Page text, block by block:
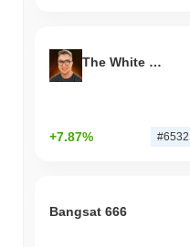
The White Bull
+7.87% #6532
Bangsat 666